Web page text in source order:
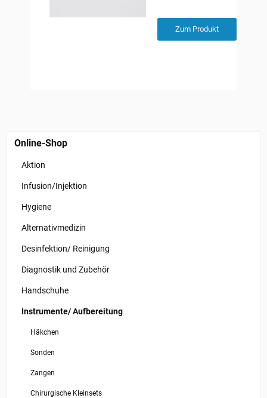
Online-Shop
Aktion
Infusion/Injektion
Hygiene
Alternativmedizin
Desinfektion/ Reinigung
Diagnostik und Zubehör
Handschuhe
Instrumente/ Aufbereitung
Häkchen
Sonden
Zangen
Chirurgische Kleinsets
Zum Produkt